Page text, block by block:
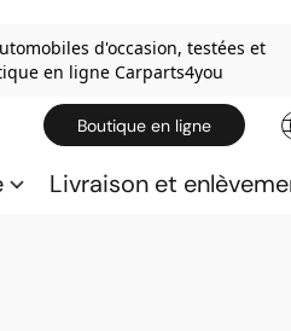
d'occasion, testées et
en ligne Carparts4you
Boutique en ligne
Livraison et